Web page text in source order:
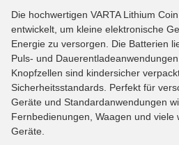
Die hochwertigen VARTA Lithium
entwickelt, um kleine elektronische
Energie zu versorgen. Die Batterien
Puls- und
Knopfzellen sind kindersicher
Sicherheitsstandards. Perfekt für
Geräte und Standardanwendungen
Fernbedienungen, Waagen und viele
Geräte.